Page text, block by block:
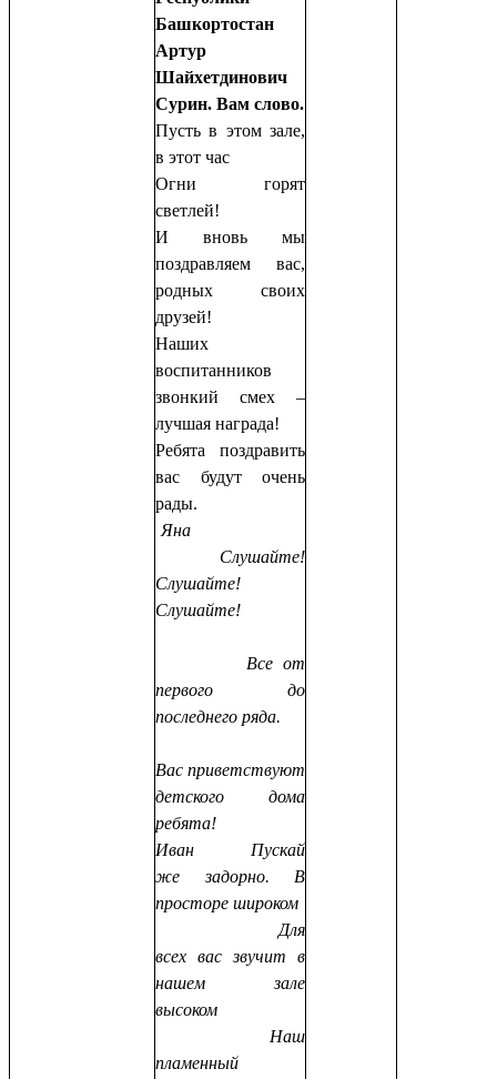
Башкортостан
Артур
Шайхетдинович
Сурин. Вам слово.
Пусть в этом зале,
в этот час
Огни горят
светлей!
И вновь мы
поздравляем вас,
родных своих
друзей!
Наших
воспитанников
звонкий смех –
лучшая награда!
Ребята поздравить
вас будут очень
рады.
Яна
Слушайте!
Слушайте!
Слушайте!
Все от
первого до
последнего ряда.
Вас приветствуют
детского дома
ребята!
Иван Пускай
же задорно. В
просторе широком
Для
всех вас звучит в
нашем зале
высоком
Наш
пламенный